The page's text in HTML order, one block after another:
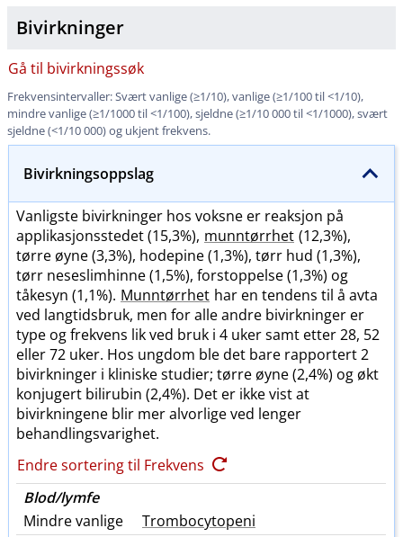
Bivirkninger
Gå til bivirkningssøk
Frekvensintervaller: Svært vanlige (≥1​/​10), vanlige (≥1/100 til <1​/​10),
mindre vanlige (≥1/1000 til <1​/​100), sjeldne (≥1/10 000 til <1​/​1000), svært
sjeldne (<1/10 000) og ukjent frekvens.
Bivirkningsoppslag
Vanligste bivirkninger hos voksne er reaksjon på
applikasjonsstedet (15,3%), munntørrhet (12,3%),
tørre øyne (3,3%), hodepine (1,3%), tørr hud (1,3%),
tørr neseslimhinne (1,5%), forstoppelse (1,3%) og
tåkesyn (1,1%). Munntørrhet har en tendens til å avta
ved langtidsbruk, men for alle andre bivirkninger er
type og frekvens lik ved bruk i 4 uker samt etter 28, 52
eller 72 uker. Hos ungdom ble det bare rapportert 2
bivirkninger i kliniske studier; tørre øyne (2,4%) og økt
konjugert bilirubin (2,4%). Det er ikke vist at
bivirkningene blir mer alvorlige ved lenger
behandlingsvarighet.
Endre sortering til Frekvens
Blod​/​lymfe
Mindre vanlige
Trombocytopeni